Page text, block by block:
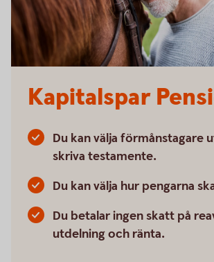
Kapitalspar
Du kan välja förmånstagare
skriva testamente.
Du kan välja hur pengarna
Du betalar ingen skatt på
utdelning och ränta.